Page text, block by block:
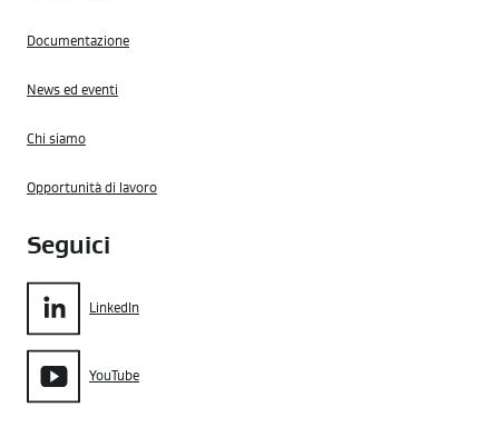
Documentazione
News ed eventi
Chi siamo
Opportunità di lavoro
Seguici
LinkedIn
YouTube